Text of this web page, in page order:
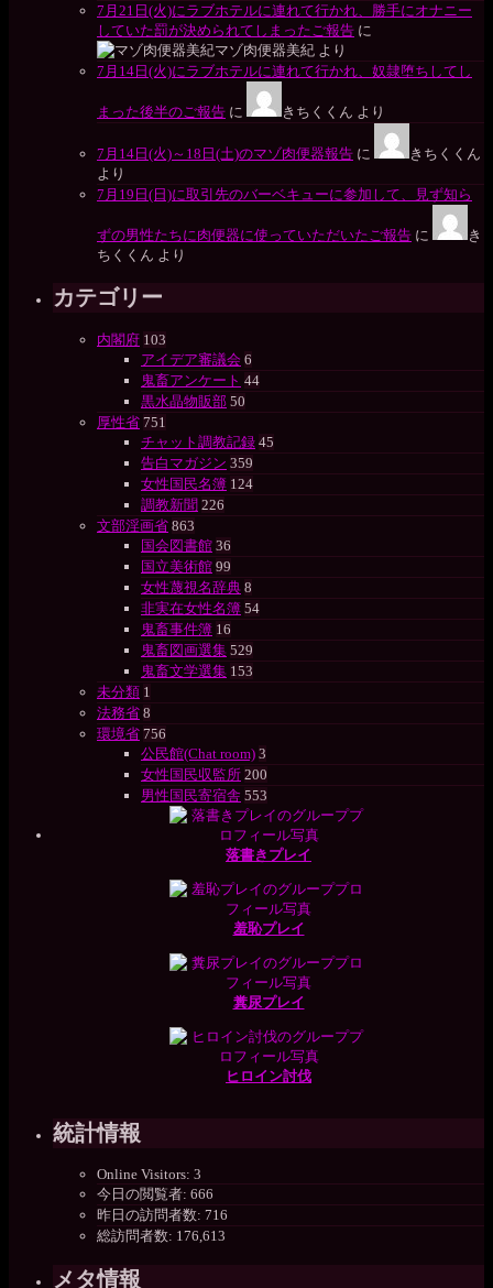
7月21日(火)にラブホテルに連れて行かれ、勝手にオナニー
していた罰が決められてしまったご報告 に
マゾ肉便器美紀 より
7月14日(火)にラブホテルに連れて行かれ、奴隷堕ちしてし
まった後半のご報告 に きちくくん より
7月14日(火)～18日(土)のマゾ肉便器報告 に
きちくくん
より
7月19日(日)に取引先のバーベキューに参加して、見ず知ら
ずの男性たちに肉便器に使っていただいたご報告 に
き
ちくくん より
カテゴリー
内閣府 103
アイデア審議会 6
鬼畜アンケート 44
黒水晶物販部 50
厚性省 751
チャット調教記録 45
告白マガジン 359
女性国民名簿 124
調教新聞 226
文部淫画省 863
国会図書館 36
国立美術館 99
女性蔑視名辞典 8
非実在女性名簿 54
鬼畜事件簿 16
鬼畜図画選集 529
鬼畜文学選集 153
未分類 1
法務省 8
環境省 756
公民館(Chat room) 3
女性国民収監所 200
男性国民寄宿舎 553
落書きプレイ
羞恥プレイ
糞尿プレイ
ヒロイン討伐
統計情報
Online Visitors: 3
今日の閲覧者: 666
昨日の訪問者数: 716
総訪問者数: 176,613
メタ情報